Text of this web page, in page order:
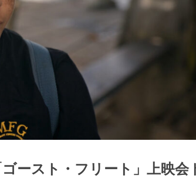
ースト・フリート」上映会